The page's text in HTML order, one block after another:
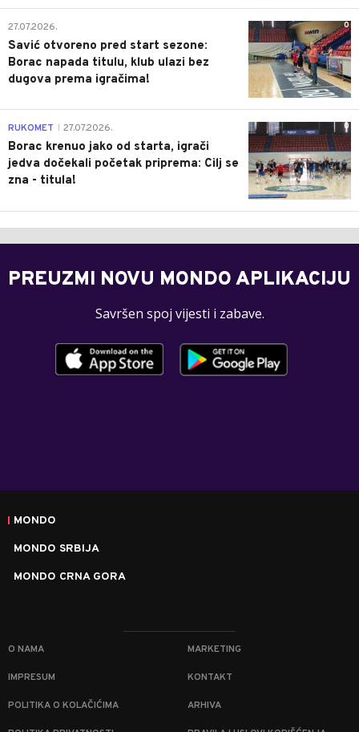
0
27.07.2026.
Savić otvoreno pred start sezone:
Borac napada titulu, klub ulazi bez
dugova prema igračima!
0
RUKOMET 27.07.2026.
Borac krenuo jako od starta, igrači
jedva dočekali početak priprema: Cilj se
zna - titula!
PREUZMI NOVU MONDO APLIKACIJU
Savršen spoj vijesti i zabave.
MONDO
MONDO SRBIJA
MONDO CRNA GORA
O NAMA MARKETING
IMPRESUM KONTAKT
POLITIKA O KOLAČIĆIMA ARHIVA